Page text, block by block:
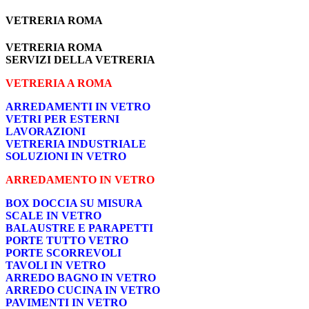
VETRERIA ROMA
VETRERIA ROMA
SERVIZI DELLA VETRERIA
VETRERIA A ROMA
ARREDAMENTI IN VETRO
VETRI PER ESTERNI
LAVORAZIONI
VETRERIA INDUSTRIALE
SOLUZIONI IN VETRO
ARREDAMENTO IN VETRO
BOX DOCCIA SU MISURA
SCALE IN VETRO
BALAUSTRE E PARAPETTI
PORTE TUTTO VETRO
PORTE SCORREVOLI
TAVOLI IN VETRO
ARREDO BAGNO IN VETRO
ARREDO CUCINA IN VETRO
PAVIMENTI IN VETRO